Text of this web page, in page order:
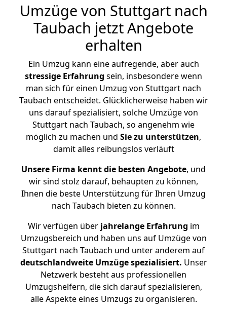
Umzüge von Stuttgart nach
Taubach jetzt Angebote
erhalten
Ein Umzug kann eine aufregende, aber auch
stressige Erfahrung sein, insbesondere wenn
man sich für einen Umzug von Stuttgart nach
Taubach entscheidet. Glücklicherweise haben wir
uns darauf spezialisiert, solche Umzüge von
Stuttgart nach Taubach, so angenehm wie
möglich zu machen und Sie zu unterstützen,
damit alles reibungslos verläuft
Unsere Firma kennt die besten Angebote, und
wir sind stolz darauf, behaupten zu können,
Ihnen die beste Unterstützung für Ihren Umzug
nach Taubach bieten zu können.
Wir verfügen überjahrelange Erfahrung im
Umzugsbereich und haben uns auf Umzüge von
Stuttgart nach Taubach und unter anderem auf
deutschlandweite Umzüge spezialisiert. Unser
Netzwerk besteht aus professionellen
Umzugshelfern, die sich darauf spezialisieren,
alle Aspekte eines Umzugs zu organisieren.